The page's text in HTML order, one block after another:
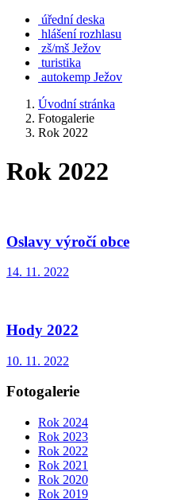
úřední deska
hlášení rozhlasu
zš/mš Ježov
turistika
autokemp Ježov
Úvodní stránka
Fotogalerie
Rok 2022
Rok 2022
Oslavy výročí obce
14. 11. 2022
Hody 2022
10. 11. 2022
Fotogalerie
Rok 2024
Rok 2023
Rok 2022
Rok 2021
Rok 2020
Rok 2019